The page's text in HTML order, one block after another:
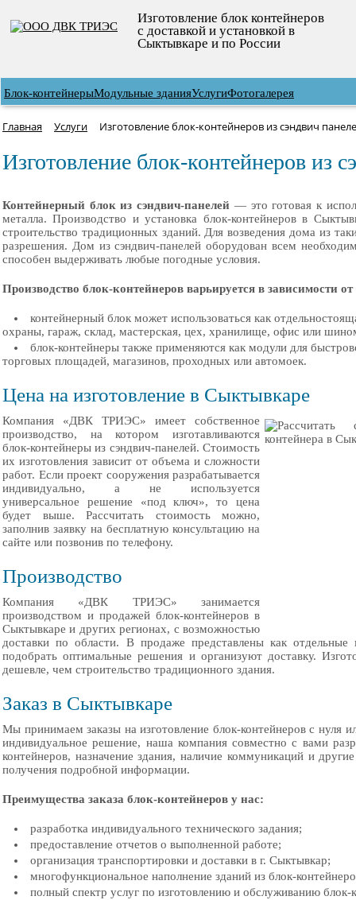
Изготовление блок контейнеров
с доставкой и установкой в
Сыктывкаре и по России
Блок-контейнерыМодульные зданияУслугиФотогалерея
Главная Услуги Изготовление блок-контейнеров из сэндвич
Изготовление блок-контейнеров из
Контейнерный блок из сэндвич-панелей — это готовая к
металла. Производство и установка блок-контейнеров в
строительство традиционных зданий. Для возведения дома из
разрешения. Дом из сэндвич-панелей оборудован всем
способен выдерживать любые погодные условия.
Производство блок-контейнеров варьируется в зависимости
контейнерный блок может использоваться как
охраны, гараж, склад, мастерская, цех, хранилище, офис или
блок-контейнеры также применяются как модули для
торговых площадей, магазинов, проходных или автомоек.
Цена на изготовление в Сыктывкаре
Компания «ДВК ТРИЭС» имеет собственное
производство, на котором изготавливаются
блок-контейнеры из сэндвич-панелей. Стоимость
их изготовления зависит от объема и сложности
работ. Если проект сооружения разрабатывается
индивидуально, а не используется
универсальное решение «под ключ», то цена
будет выше. Рассчитать стоимость можно,
заполнив заявку на бесплатную консультацию на
сайте или позвонив по телефону.
Производство
Компания «ДВК ТРИЭС» занимается
производством и продажей блок-контейнеров в
Сыктывкаре и других регионах, с возможностью
доставки по области. В продаже представлены как
подобрать оптимальные решения и организуют доставку.
дешевле, чем строительство традиционного здания.
Заказ в Сыктывкаре
Мы принимаем заказы на изготовление блок-контейнеров с нуля
индивидуальное решение, наша компания совместно с вами
контейнеров, назначение здания, наличие коммуникаций и
получения подробной информации.
Преимущества заказа блок-контейнеров у нас:
разработка индивидуального технического задания;
предоставление отчетов о выполненной работе;
организация транспортировки и доставки в г. Сыктывкар;
многофункциональное наполнение зданий из блок-
полный спектр услуг по изготовлению и обслуживанию блок-